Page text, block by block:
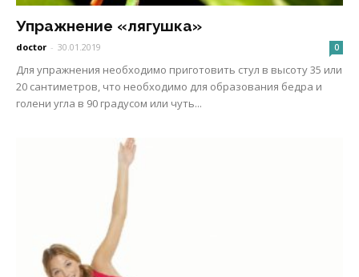
Упражнение «лягушка»
doctor - 30.01.2019 0
Для упражнения необходимо приготовить стул в высоту 35 или
20 сантиметров, что необходимо для образования бедра и
голени угла в 90 градусом или чуть...